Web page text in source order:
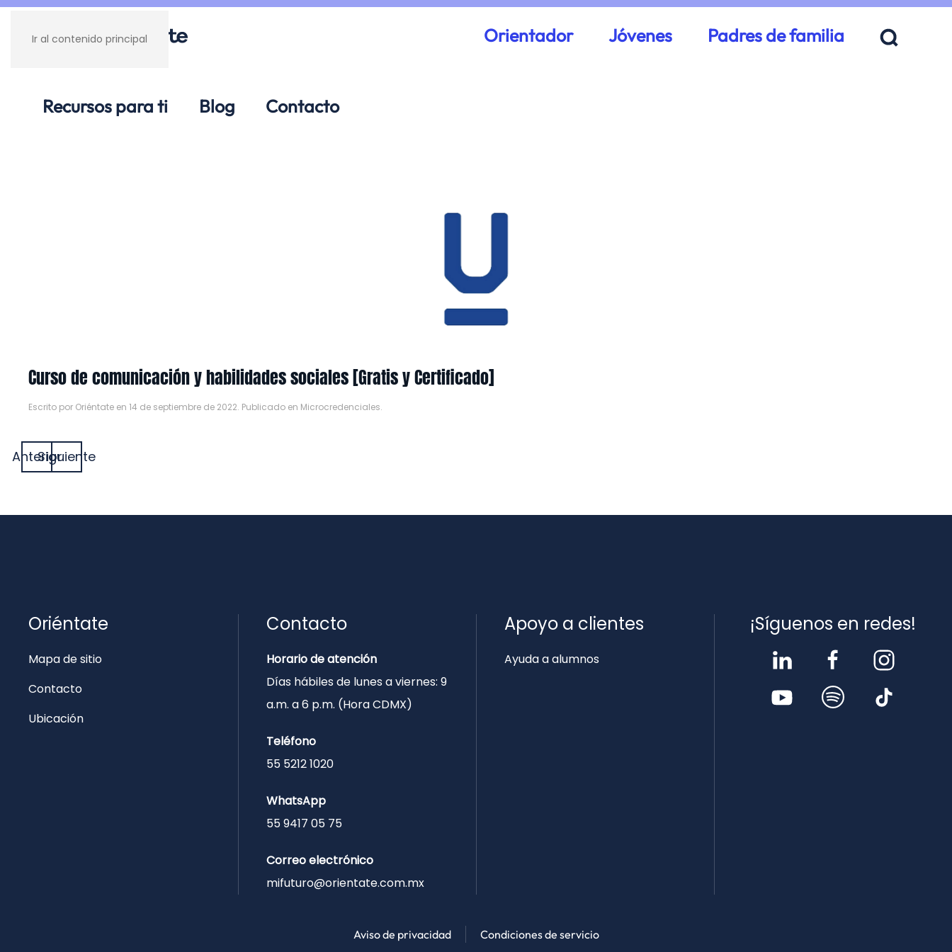
Ir al contenido principal Orientador Jóvenes Padres de familia
Recursos para ti Blog Contacto
Curso de comunicación y habilidades sociales [Gratis y Certificado]
Escrito por Oriéntate en 14 de septiembre de 2022. Publicado en Microcredenciales.
AnteriorSiguiente
Oriéntate
Mapa de sitio
Contacto
Ubicación
Contacto
Horario de atención
Días hábiles de lunes a viernes: 9
a.m. a 6 p.m. (Hora CDMX)
Teléfono
55 5212 1020
WhatsApp
55 9417 05 75
Correo electrónico
mifuturo@orientate.com.mx
Apoyo a clientes
Ayuda a alumnos
¡Síguenos en redes!
Aviso de privacidad Condiciones de servicio